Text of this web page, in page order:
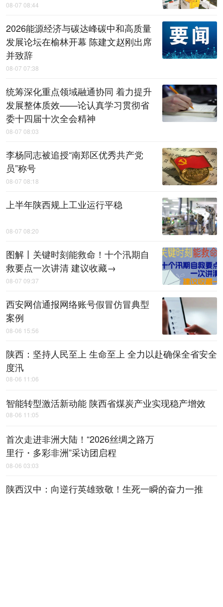
08-07 08:44
2026能源经济与碳达峰碳中和高质量
发展论坛在榆林开幕 陈建文赵刚出席
并致辞
08-07 07:38
统筹深化重点领域融通协同 着力提升
发展整体质效——论认真学习贯彻省
委十四届十次全会精神
08-07 08:03
李杨同志被追授“南郑区优秀共产党
员”称号
08-07 08:18
上半年陕西规上工业运行平稳
08-07 08:20
图解丨关键时刻能救命！十个汛期自
救要点一次讲清 建议收藏→
08-07 09:37
西安网信通报网络账号假冒仿冒典型
案例
08-06 15:56
陕西：坚持人民至上 生命至上 全力以赴确保全省安全
度汛
08-06 11:06
智能转型激活新动能 陕西省煤炭产业实现稳产增效
08-06 11:05
首次走进非洲大陆！“2026丝绸之路万
里行・多彩非洲”采访团启程
08-06 03:03
陕西汉中：向逆行英雄致敬！生死一瞬的奋力一推